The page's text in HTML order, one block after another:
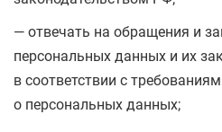
— отвечать на обращения и
персональных данных и их
в соответствии с
о персональных данных;